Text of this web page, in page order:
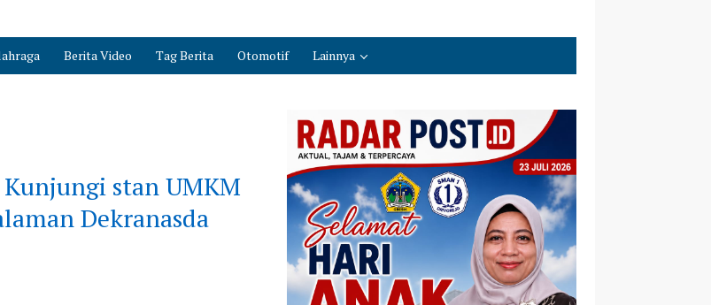
Berita Video Tag Berita Otomotif Lainnya
stan UMKM
Dekranasda